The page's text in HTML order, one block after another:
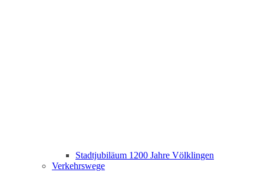
Stadtjubiläum 1200 Jahre Völklingen
Verkehrswege